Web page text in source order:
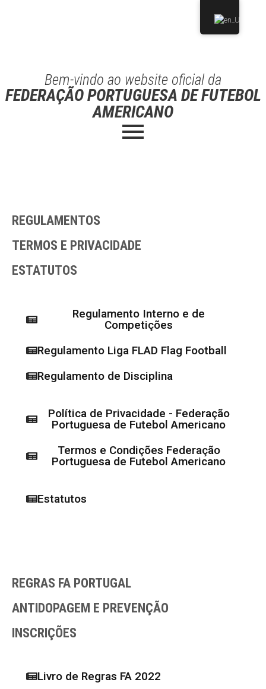
Bem-vindo ao website oficial da
FEDERAÇÃO PORTUGUESA DE FUTEBOL
AMERICANO
REGULAMENTOS
TERMOS E PRIVACIDADE
ESTATUTOS
Regulamento Interno e de
Competições
Regulamento Liga FLAD Flag Football
Regulamento de Disciplina
Política de Privacidade - Federação
Portuguesa de Futebol Americano
Termos e Condições Federação
Portuguesa de Futebol Americano
Estatutos
REGRAS FA PORTUGAL
ANTIDOPAGEM E PREVENÇÃO
INSCRIÇÕES
Livro de Regras FA 2022